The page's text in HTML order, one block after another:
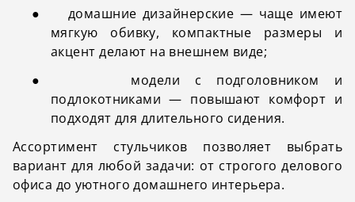
●
домашние дизайнерские — чаще имеют
мягкую обивку, компактные размеры и
акцент делают на внешнем виде;
●
модели с подголовником и
подлокотниками — повышают комфорт и
подходят для длительного сидения.
Ассортимент стульчиков позволяет выбрать
вариант для любой задачи: от строгого делового
офиса до уютного домашнего интерьера.